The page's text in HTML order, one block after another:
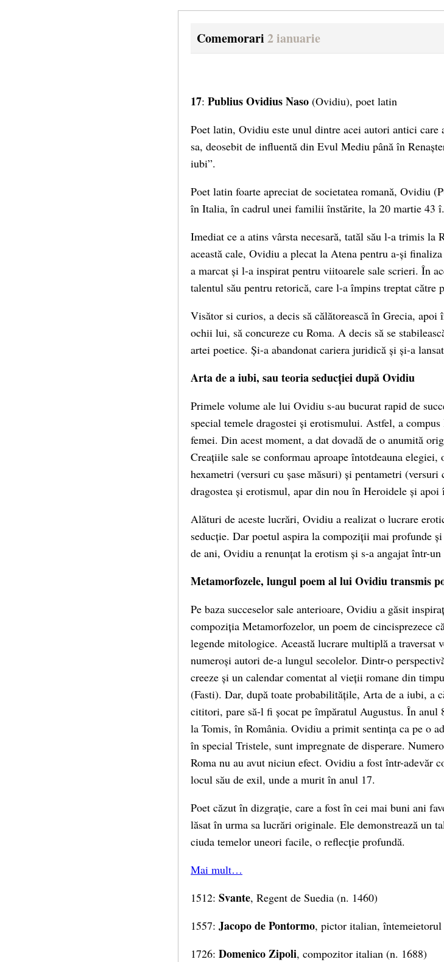
Comemorari 2 ianuarie
17: Publius Ovidius Naso (Ovidiu), poet latin
Poet latin, Ovidiu este unul dintre acei autori antici care
sa, deosebit de influentă din Evul Mediu până în
iubi”.
Poet latin foarte apreciat de societatea romană, Ovidiu
în Italia, în cadrul unei familii înstărite, la 20 martie 43
Imediat ce a atins vârsta necesară, tatăl său l-a trimis la
această cale, Ovidiu a plecat la Atena pentru a-și
a marcat și l-a inspirat pentru viitoarele sale scrieri. În
talentul său pentru retorică, care l-a împins treptat către
Visător si curios, a decis să călătorească în Grecia,
ochii lui, să concureze cu Roma. A decis să se
artei poetice. Și-a abandonat cariera juridică și și-a
Arta de a iubi, sau teoria seducției după Ovidiu
Primele volume ale lui Ovidiu s-au bucurat rapid de
special temele dragostei și erotismului. Astfel, a
femei. Din acest moment, a dat dovadă de o anumită
Creațiile sale se conformau aproape întotdeauna
hexametri (versuri cu șase măsuri) și pentametri
dragostea și erotismul, apar din nou în Heroidele și
Alături de aceste lucrări, Ovidiu a realizat o lucrare
seducție. Dar poetul aspira la compoziții mai profunde
de ani, Ovidiu a renunțat la erotism și s-a angajat într-
Metamorfozele, lungul poem al lui Ovidiu transmis
Pe baza succeselor sale anterioare, Ovidiu a găsit
compoziția Metamorfozelor, un poem de cincisprezece
legende mitologice. Această lucrare multiplă a traversat
numeroși autori de-a lungul secolelor. Dintr-o
creeze și un calendar comentat al vieții romane din
(Fasti). Dar, după toate probabilitățile, Arta de a iubi, a
cititori, pare să-l fi șocat pe împăratul Augustus. În anul
la Tomis, în România. Ovidiu a primit sentința ca pe o
în special Tristele, sunt impregnate de disperare.
Roma nu au avut niciun efect. Ovidiu a fost într-adevăr
locul său de exil, unde a murit în anul 17.
Poet căzut în dizgrație, care a fost în cei mai buni ani
lăsat în urma sa lucrări originale. Ele demonstrează un
ciuda temelor uneori facile, o reflecție profundă.
Mai mult…
1512: Svante, Regent de Suedia (n. 1460)
1557: Jacopo de Pontormo, pictor italian,
1726: Domenico Zipoli, compozitor italian (n. 1688)